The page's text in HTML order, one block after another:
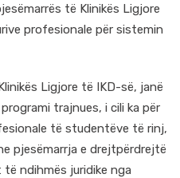
të Klinikës Ligjore
profesionale për sistemin
Ligjore të IKD-së, janë
trajnues, i cili ka për
të studentëve të rinj,
pjesëmarrja e drejtpërdrejtë
ndihmës juridike nga